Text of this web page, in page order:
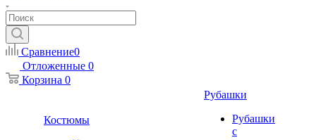
Сравнение0
Отложенные 0
Корзина 0
Костюмы
Рубашки
Рубашки
с